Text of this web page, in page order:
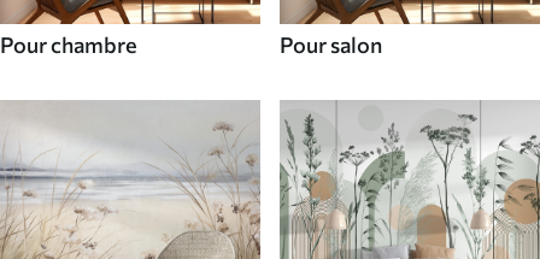
Pour chambre Pour salon